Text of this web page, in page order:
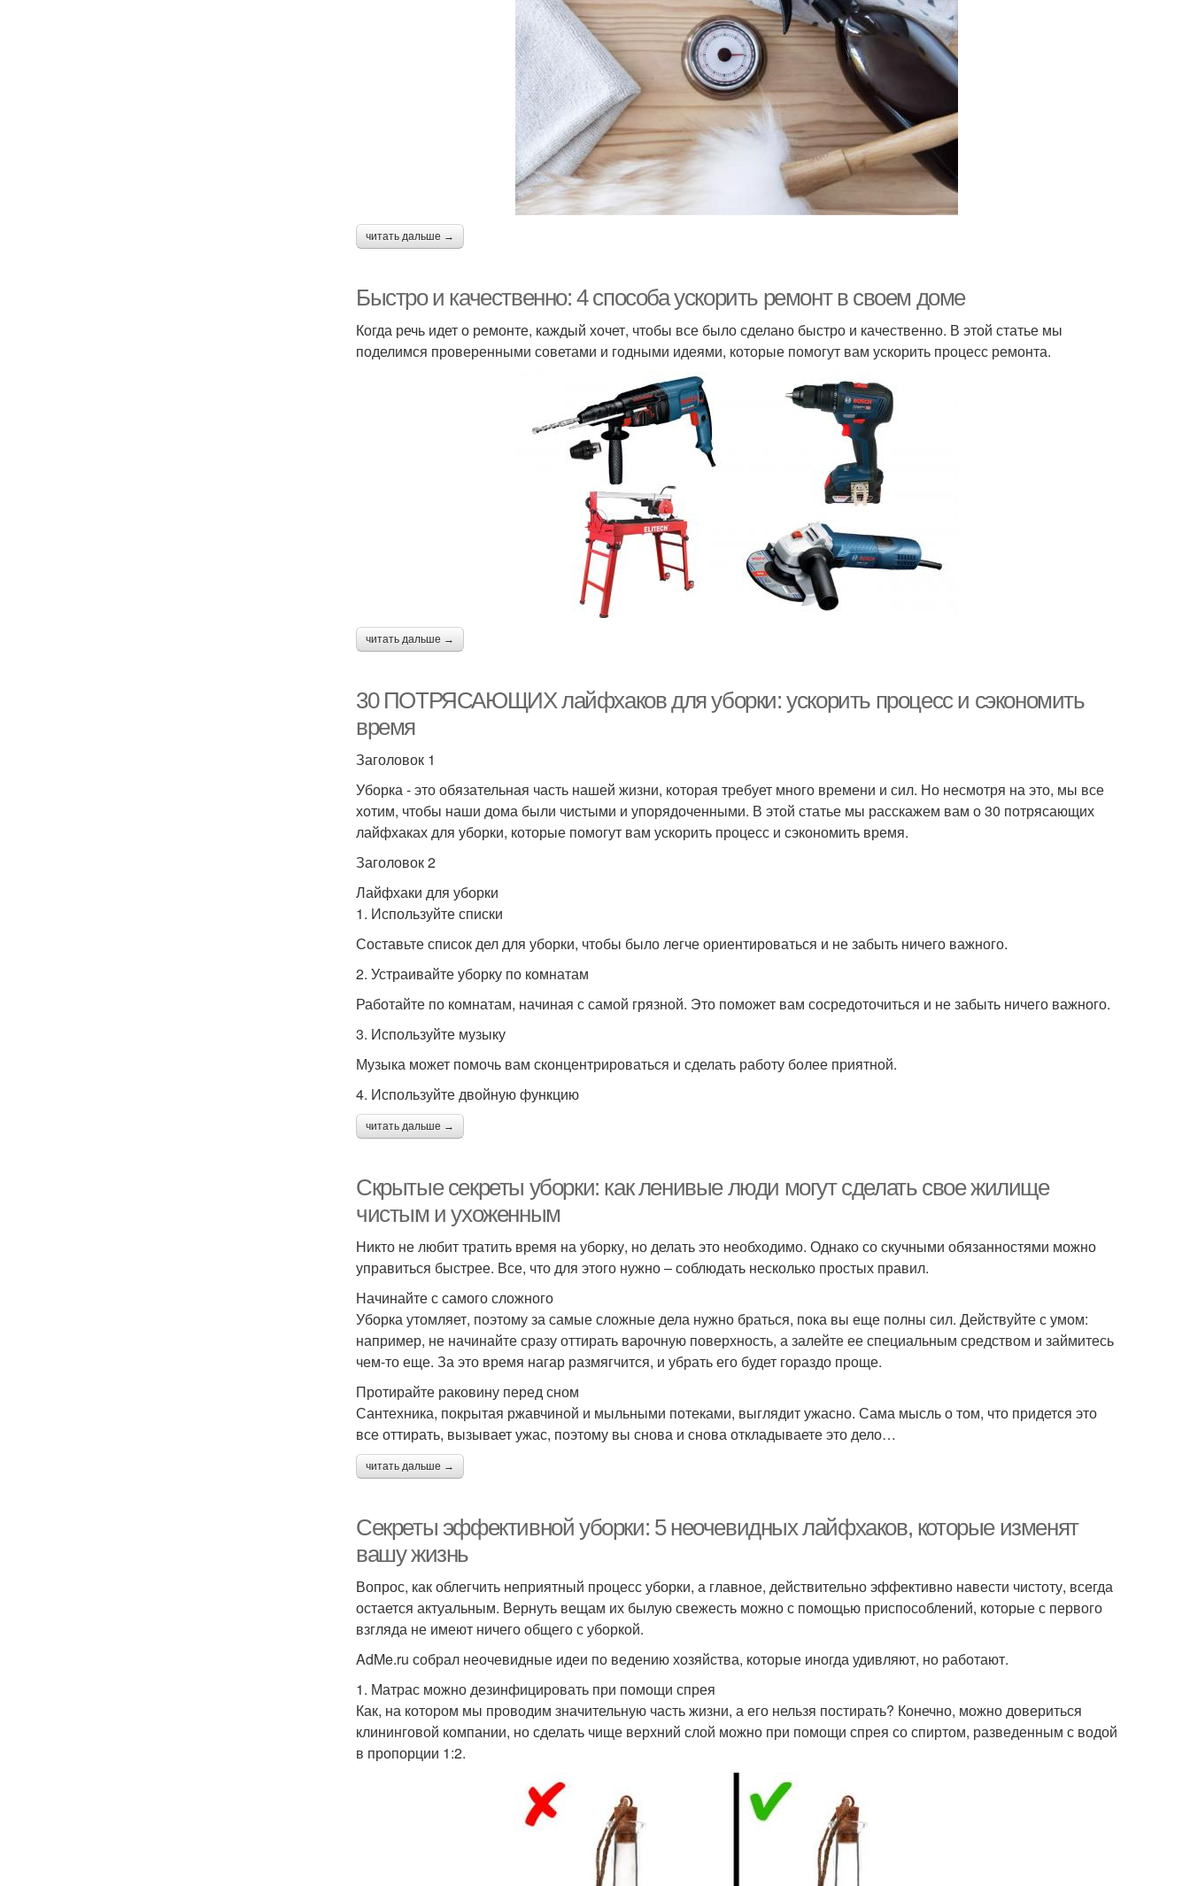
читать дальше →
Быстро и качественно: 4 способа ускорить ремонт в своем доме
Когда речь идет о ремонте, каждый хочет, чтобы все было сделано быстро и качественно. В этой статье мы
поделимся проверенными советами и годными идеями, которые помогут вам ускорить процесс ремонта.
читать дальше →
30 ПОТРЯСАЮЩИХ лайфхаков для уборки: ускорить процесс и сэкономить
время
Заголовок 1
Уборка - это обязательная часть нашей жизни, которая требует много времени и сил. Но несмотря на это, мы все
хотим, чтобы наши дома были чистыми и упорядоченными. В этой статье мы расскажем вам о 30 потрясающих
лайфхаках для уборки, которые помогут вам ускорить процесс и сэкономить время.
Заголовок 2
Лайфхаки для уборки
1. Используйте списки
Составьте список дел для уборки, чтобы было легче ориентироваться и не забыть ничего важного.
2. Устраивайте уборку по комнатам
Работайте по комнатам, начиная с самой грязной. Это поможет вам сосредоточиться и не забыть ничего важного.
3. Используйте музыку
Музыка может помочь вам сконцентрироваться и сделать работу более приятной.
4. Используйте двойную функцию
читать дальше →
Скрытые секреты уборки: как ленивые люди могут сделать свое жилище
чистым и ухоженным
Никто не любит тратить время на уборку, но делать это необходимо. Однако со скучными обязанностями можно
управиться быстрее. Все, что для этого нужно – соблюдать несколько простых правил.
Начинайте с самого сложного
Уборка утомляет, поэтому за самые сложные дела нужно браться, пока вы еще полны сил. Действуйте с умом:
например, не начинайте сразу оттирать варочную поверхность, а залейте ее специальным средством и займитесь
чем-то еще. За это время нагар размягчится, и убрать его будет гораздо проще.
Протирайте раковину перед сном
Сантехника, покрытая ржавчиной и мыльными потеками, выглядит ужасно. Сама мысль о том, что придется это
все оттирать, вызывает ужас, поэтому вы снова и снова откладываете это дело…
читать дальше →
Секреты эффективной уборки: 5 неочевидных лайфхаков, которые изменят
вашу жизнь
Вопрос, как облегчить неприятный процесс уборки, а главное, действительно эффективно навести чистоту, всегда
остается актуальным. Вернуть вещам их былую свежесть можно с помощью приспособлений, которые с первого
взгляда не имеют ничего общего с уборкой.
AdMe.ru собрал неочевидные идеи по ведению хозяйства, которые иногда удивляют, но работают.
1. Матрас можно дезинфицировать при помощи спрея
Как, на котором мы проводим значительную часть жизни, а его нельзя постирать? Конечно, можно довериться
клининговой компании, но сделать чище верхний слой можно при помощи спрея со спиртом, разведенным с водой
в пропорции 1:2.